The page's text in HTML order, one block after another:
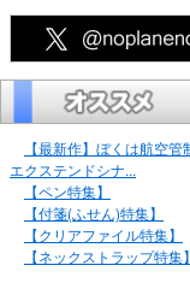
【最新作】ぼくは航空管
エクステンドシナ...
【ペン特集】
【付箋(ふせん)特集】
【クリアファイル特集】
【ネックストラップ特集】